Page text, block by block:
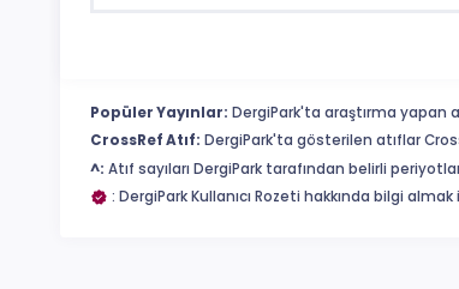
Popüler Yayınlar: DergiPark'ta araştırma
CrossRef Atıf: DergiPark'ta gösterilen atıflar
^: Atıf sayıları DergiPark tarafından belirli
: DergiPark Kullanıcı Rozeti hakkında bilgi almak